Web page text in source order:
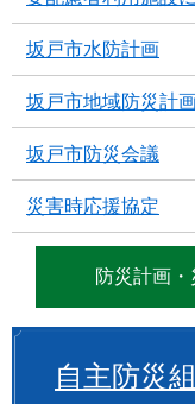
坂戸市水防計画
坂戸市地域防災計
坂戸市防災会議
災害時応援協定
防災計画
自主防災